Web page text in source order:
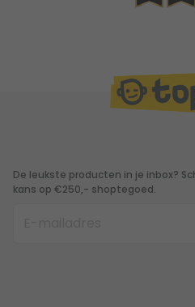
De leukste producten in je inbox?
kans op €250,- shoptegoed.